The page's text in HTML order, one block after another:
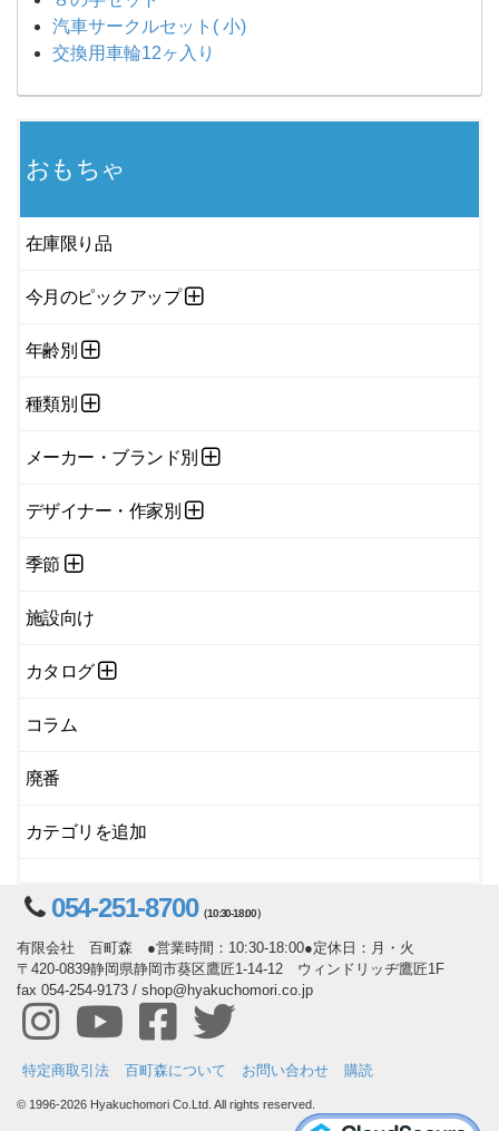
汽車サークルセット( 小)
交換用車輪12ヶ入り
おもちゃ
在庫限り品
今月のピックアップ
年齢別
種類別
メーカー・ブランド別
デザイナー・作家別
季節
施設向け
カタログ
コラム
廃番
カテゴリを追加
054-251-8700（10:30-18:00）
有限会社 百町森 ●営業時間：10:30-18:00●定休日：月・火
〒420-0839静岡県静岡市葵区鷹匠1-14-12 ウィンドリッヂ鷹匠1F
fax 054-254-9173 / shop@hyakuchomori.co.jp
特定商取引法 百町森について お問い合わせ 購読
© 1996-2026 Hyakuchomori Co.Ltd. All rights reserved.